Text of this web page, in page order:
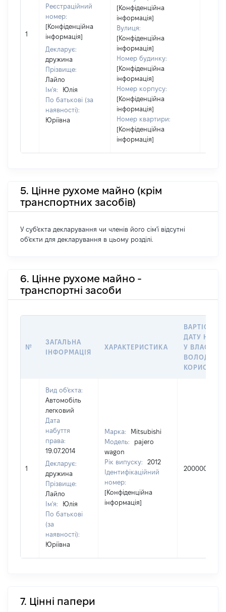
1
Реєстраційний
номер:
[Конфіденційна
інформація]
Декларує:
дружина
Прізвище:
Лайло
Ім'я:
Юлія
По батькові (за
наявності):
Юріївна
[Конфіденційна
інформація]
Вулиця:
[Конфіденційна
інформація]
Номер будинку:
[Конфіденційна
інформація]
Номер корпусу:
[Конфіденційна
інформація]
Номер квартири:
[Конфіденційна
інформація]
5. Цінне рухоме майно (крім
транспортних засобів)
У суб'єкта декларування чи членів його сім'ї відсутні
об'єкти для декларування в цьому розділі.
6. Цінне рухоме майно -
транспортні засоби
№
ЗАГАЛЬНА
ІНФОРМАЦІЯ
ХАРАКТЕРИСТИКА
ВАРТІСТЬ
ДАТУ
У
1
Вид об'єкта:
Автомобіль
легковий
Дата
набуття
права:
19.07.2014
Декларує:
дружина
Прізвище:
Лайло
Ім'я:
Юлія
По батькові
(за
наявності):
Юріївна
Марка:
Mitsubishi
Модель:
pajero
wagon
Рік випуску:
2012
Ідентифікаційний
номер:
[Конфіденційна
інформація]
200000
7. Цінні папери